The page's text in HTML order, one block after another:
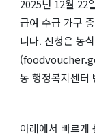
2025년 12월 22
급여 수급 가구
니다. 신청은 농
동 행정복지센터
아래에서 빠르게